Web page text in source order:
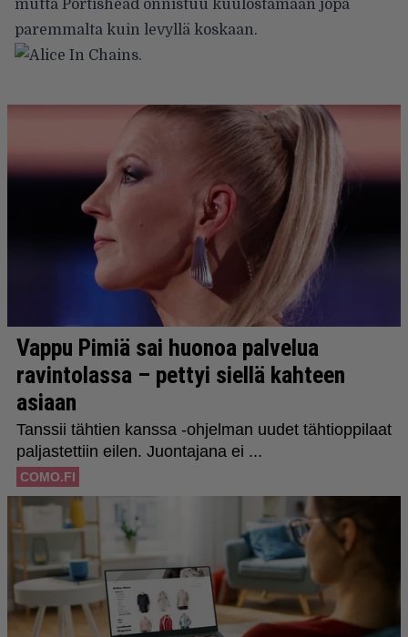
mutta Portishead onnistuu kuulostamaan jopa
paremmalta kuin levyllä koskaan.